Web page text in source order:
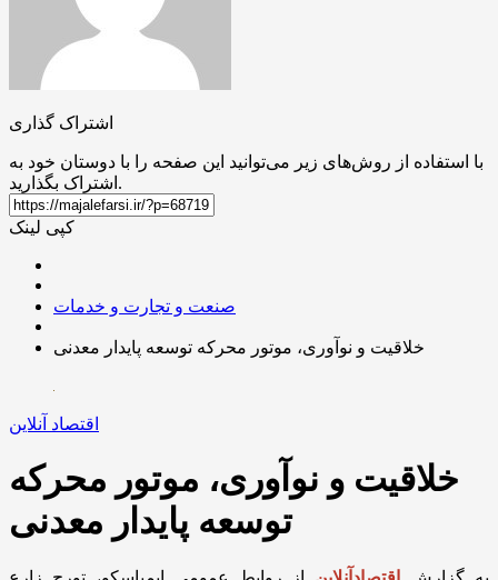
اشتراک گذاری
با استفاده از روش‌های زیر می‌توانید این صفحه را با دوستان خود به
اشتراک بگذارید.
کپی لینک
صنعت و تجارت و خدمات
خلاقیت و نوآوری، موتور محرکه توسعه پایدار معدنی
اقتصاد آنلاین
خلاقیت و نوآوری، موتور محرکه
توسعه پایدار معدنی